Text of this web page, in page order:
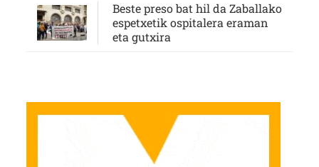
Beste preso bat hil da Zaballako
espetxetik ospitalera eraman
eta gutxira